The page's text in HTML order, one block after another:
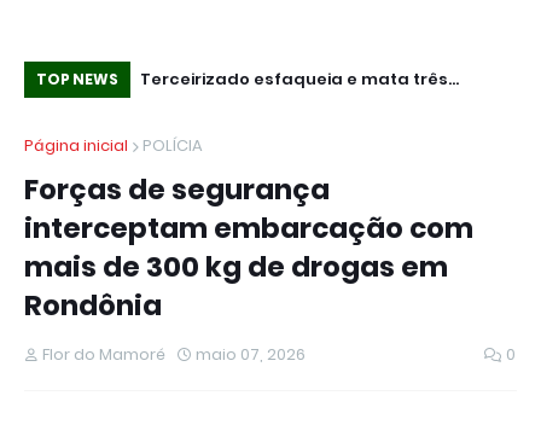
TOP NEWS
de Moraes
Terceirizado esfaqueia e mata três
Paulista
Página inicial POLÍCIA
Forças de segurança
interceptam embarcação com
mais de 300 kg de drogas em
Rondônia
Flor do Mamoré maio 07, 2026 0